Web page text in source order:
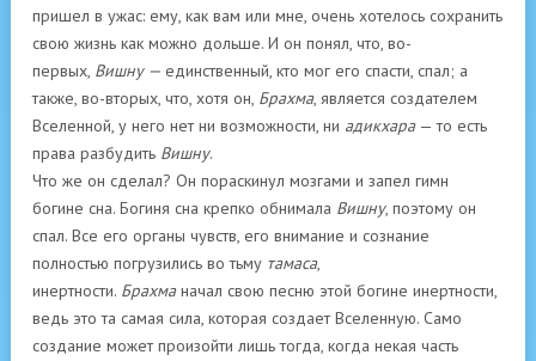
пришел в ужас: ему, как вам или мне, очень хотелось сохранить
свою жизнь как можно дольше. И он понял, что, во-
первых, Вишну — единственный, кто мог его спасти, спал; а
также, во-вторых, что, хотя он, Брахма, является создателем
Вселенной, у него нет ни возможности, ни адикхара— то есть
права разбудить Вишну.
Что же он сделал? Он пораскинул мозгами и запел гимн
богине сна. Богиня сна крепко обнимала Вишну, поэтому он
спал. Все его органы чувств, его внимание и сознание
полностью погрузились во тьму тамаса,
инертности. Брахманачал свою песню этой богине инертности,
ведь это та самая сила, которая создает Вселенную. Само
создание может произойти лишь тогда, когда некая часть